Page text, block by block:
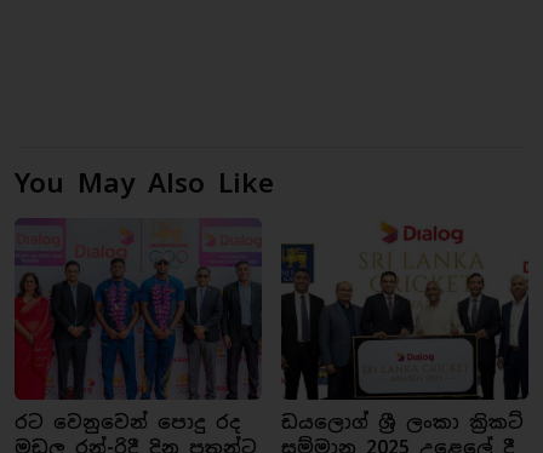
You May Also Like
රට වෙනුවෙන් පොදු රද
මඩුලු රන්-රිදී දිනූ පුතුන්ට
ඩයලොග් ශ්‍රී ලංකා ක්‍රිකට්
සම්මාන 2025 උළෙලේ දී